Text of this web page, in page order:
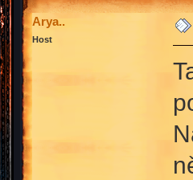
Arya..
Host